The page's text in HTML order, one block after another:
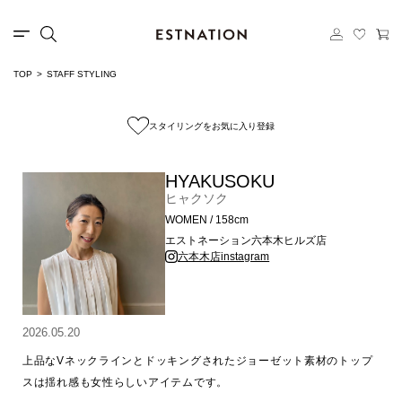
TOP STAFF STYLING
スタイリングをお気に入り登録
HYAKUSOKU
ヒャクソク
WOMEN / 158cm
エストネーション六本木ヒルズ店
六本木店instagram
2026.05.20
上品なVネックラインとドッキングされたジョーゼット素材のトップ
スは揺れ感も女性らしいアイテムです。